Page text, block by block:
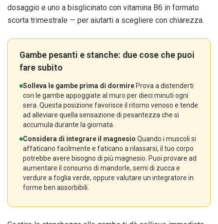
dosaggio e uno a bisglicinato con vitamina B6 in formato
scorta trimestrale — per aiutarti a scegliere con chiarezza.
Gambe pesanti e stanche: due cose che puoi
fare subito
Solleva le gambe prima di dormire Prova a distenderti
con le gambe appoggiate al muro per dieci minuti ogni
sera. Questa posizione favorisce il ritorno venoso e tende
ad alleviare quella sensazione di pesantezza che si
accumula durante la giornata.
Considera di integrare il magnesio Quando i muscoli si
affaticano facilmente e faticano a rilassarsi, il tuo corpo
potrebbe avere bisogno di più magnesio. Puoi provare ad
aumentare il consumo di mandorle, semi di zucca e
verdure a foglia verde, oppure valutare un integratore in
forme ben assorbibili.